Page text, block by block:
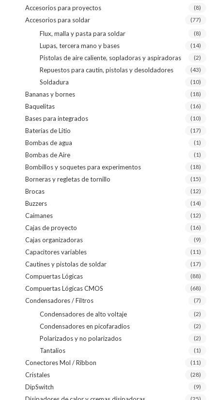
Accesorios para proyectos (8)
Accesorios para soldar (77)
Flux, malla y pasta para soldar (8)
Lupas, tercera mano y bases (14)
Pistolas de aire caliente, sopladoras y aspiradoras (2)
Repuestos para cautín, pistolas y desoldadores (43)
Soldadura (10)
Bananas y bornes (18)
Baquelitas (16)
Bases para integrados (10)
Baterías de Litio (17)
Bombas de agua (1)
Bombas de Aire (1)
Bombillos y soquetes para experimentos (18)
Borneras y regletas de tornillo (15)
Brocas (12)
Buzzers (14)
Caimanes (12)
Cajas de proyecto (16)
Cajas organizadoras (9)
Capacitores variables (11)
Cautines y pistolas de soldar (17)
Compuertas Lógicas (88)
Compuertas Lógicas CMOS (68)
Condensadores / Filtros (7)
Condensadores de alto voltaje (2)
Condensadores en picofaradios (2)
Polarizados y no polarizados (2)
Tantalios (1)
Conectores Mol / Ribbon (11)
Cristales (28)
DipSwitch (9)